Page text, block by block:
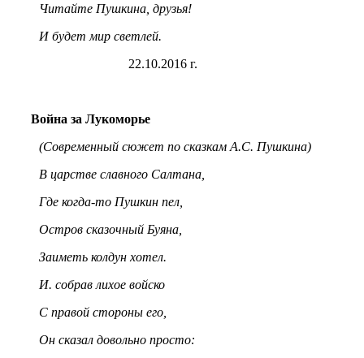
Читайте Пушкина, друзья!
И будет мир светлей.
22.10.2016 г.
Война за Лукоморье
(Современный сюжет по сказкам А.С. Пушкина)
В царстве славного Салтана,
Где когда-то Пушкин пел,
Остров сказочный Буяна,
Заиметь колдун хотел.
И. собрав лихое войско
С правой стороны его,
Он сказал довольно просто: